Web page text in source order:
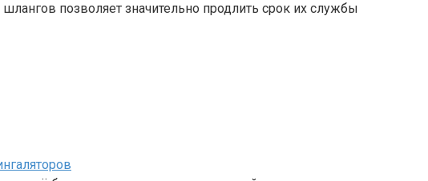
позволяет значительно продлить срок их службы